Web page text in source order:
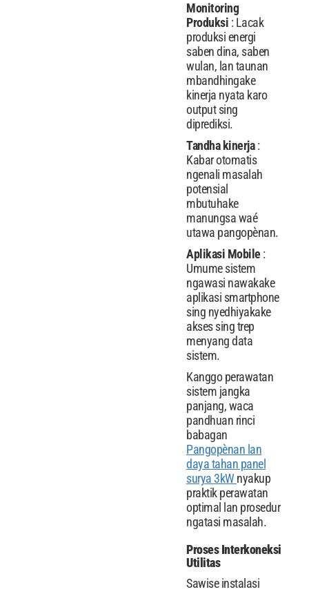
Monitoring
Produksi : Lacak
produksi energi
saben dina, saben
wulan, lan taunan
mbandhingake
kinerja nyata karo
output sing
diprediksi.
Tandha kinerja:
Kabar otomatis
ngenali masalah
potensial
mbutuhake
manungsa waé
utawa pangopènan.
Aplikasi Mobile :
Umume sistem
ngawasi nawakake
aplikasi smartphone
sing nyedhiyakake
akses sing trep
menyang data
sistem.
Kanggo perawatan
sistem jangka
panjang, waca
pandhuan rinci
babagan
Pangopènan lan
daya tahan panel
surya 3kWnyakup
praktik perawatan
optimal lan prosedur
ngatasi masalah.
Proses Interkoneksi
Utilitas
Sawise instalasi